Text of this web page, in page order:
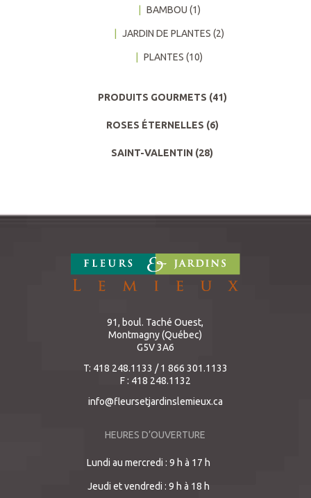
BAMBOU (1)
JARDIN DE PLANTES (2)
PLANTES (10)
PRODUITS GOURMETS (41)
ROSES ÉTERNELLES (6)
SAINT-VALENTIN (28)
91, boul. Taché Ouest,
Montmagny (Québec)
G5V 3A6
T: 418 248.1133 / 1 866 301.1133
F : 418 248.1132
info@fleursetjardinslemieux.ca
HEURES D’OUVERTURE
Lundi au mercredi : 9 h à 17 h
Jeudi et vendredi : 9 h à 18 h